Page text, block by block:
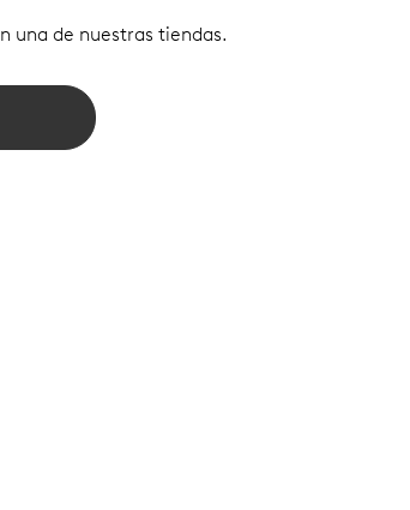
una de nuestras tiendas.